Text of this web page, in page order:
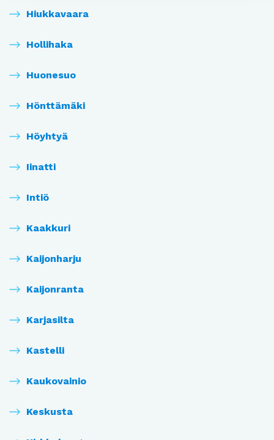
Hiukkavaara
Hollihaka
Huonesuo
Hönttämäki
Höyhtyä
Iinatti
Intiö
Kaakkuri
Kaijonharju
Kaijonranta
Karjasilta
Kastelli
Kaukovainio
Keskusta